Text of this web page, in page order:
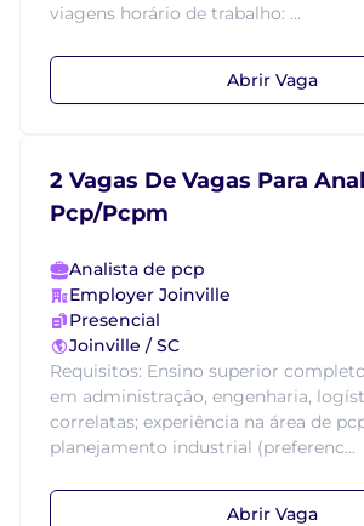
viagens horário de trabalho: ...
Abrir Vaga
2 Vagas De Vagas Para
Pcp/Pcpm
Analista de pcp
Employer Joinville
Presencial
Joinville / SC
Requisitos: Ensino superior
em administração, engenharia,
correlatas; experiência na área de
planejamento industrial (preferenc...
Abrir Vaga